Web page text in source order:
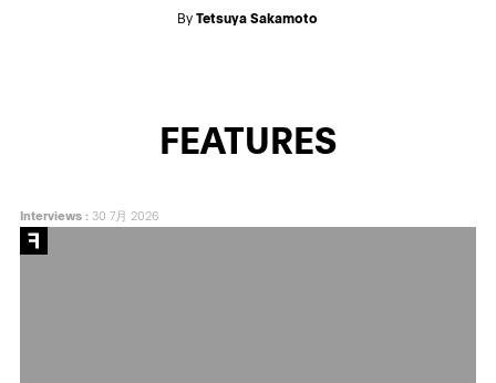
ByTetsuya Sakamoto
FEATURES
Interviews:30 7月 2026